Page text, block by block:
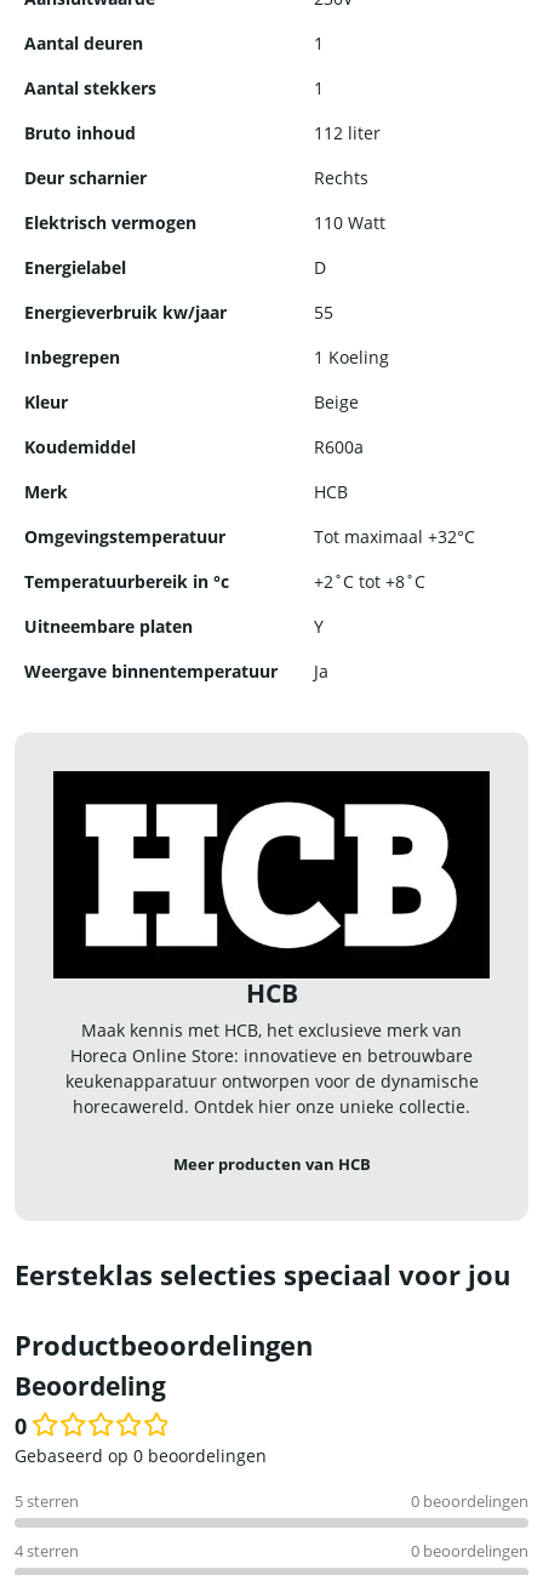
hoogwaardige materialen en een robuuste constructie kunt u
dag uit.
Aantal deuren
1
Aantal stekkers
1
Bruto inhoud
112 liter
Deur scharnier
Rechts
Elektrisch vermogen
110 Watt
Energielabel
D
Energieverbruik kw/jaar
55
Inbegrepen
1 Koeling
Kleur
Beige
Koudemiddel
R600a
Merk
HCB
Omgevingstemperatuur
Tot maximaal +32°C
Temperatuurbereik in °c
+2˚C tot +8˚C
Uitneembare platen
Y
Weergave binnentemperatuur
Ja
HCB
Maak kennis met HCB, het exclusieve merk van
Horeca Online Store: innovatieve en betrouwbare
keukenapparatuur ontworpen voor de dynamische
horecawereld. Ontdek hier onze unieke collectie.
Meer producten van HCB
Eersteklas selecties speciaal voor jou
Productbeoordelingen
Beoordeling
0
Waardering
uit
5
Gebaseerd op 0 beoordelingen
5 sterren 0 beoordelingen
4 sterren 0 beoordelingen